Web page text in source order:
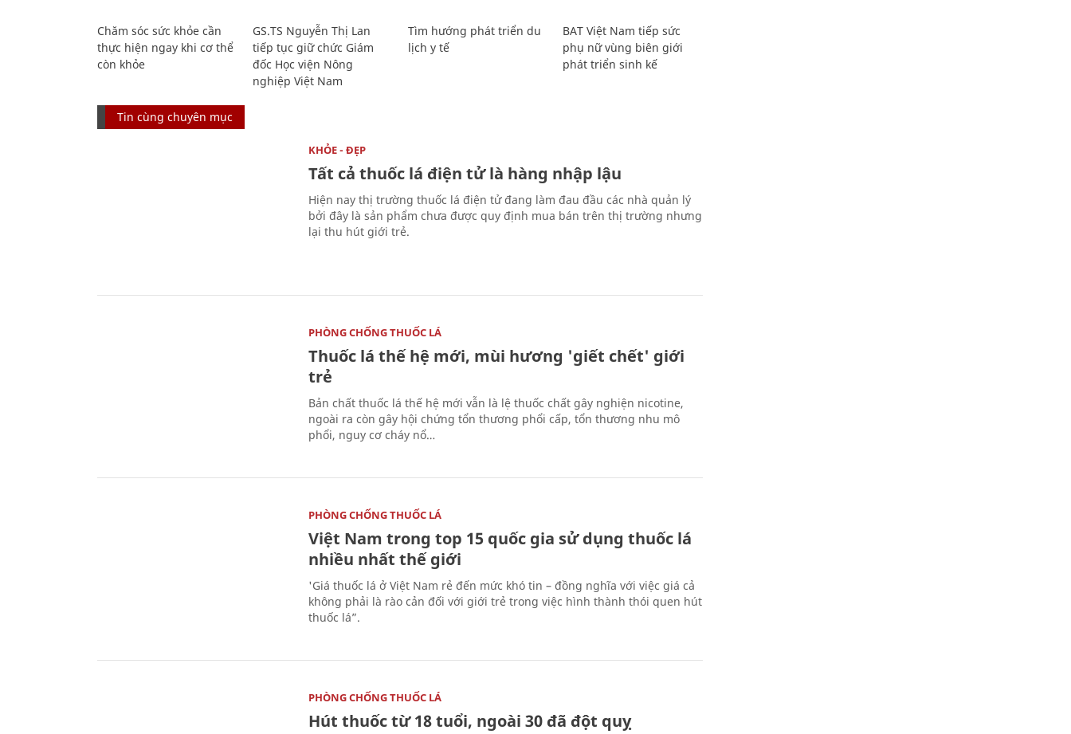
Chăm sóc sức khỏe cần
thực hiện ngay khi cơ thể
còn khỏe
GS.TS Nguyễn Thị Lan
tiếp tục giữ chức Giám
đốc Học viện Nông
nghiệp Việt Nam
Tìm hướng phát triển du
lịch y tế
BAT Việt Nam tiếp sức
phụ nữ vùng biên giới
phát triển sinh kế
Tin cùng chuyên mục
KHỎE - ĐẸP
Tất cả thuốc lá điện tử là hàng nhập lậu
Hiện nay thị trường thuốc lá điện tử đang làm đau đầu các nhà quản lý
bởi đây là sản phẩm chưa được quy định mua bán trên thị trường nhưng
lại thu hút giới trẻ.
PHÒNG CHỐNG THUỐC LÁ
Thuốc lá thế hệ mới, mùi hương 'giết chết' giới
trẻ
Bản chất thuốc lá thế hệ mới vẫn là lệ thuốc chất gây nghiện nicotine,
ngoài ra còn gây hội chứng tổn thương phổi cấp, tổn thương nhu mô
phổi, nguy cơ cháy nổ…
PHÒNG CHỐNG THUỐC LÁ
Việt Nam trong top 15 quốc gia sử dụng thuốc lá
nhiều nhất thế giới
'Giá thuốc lá ở Việt Nam rẻ đến mức khó tin – đồng nghĩa với việc giá cả
không phải là rào cản đối với giới trẻ trong việc hình thành thói quen hút
thuốc lá”.
PHÒNG CHỐNG THUỐC LÁ
Hút thuốc từ 18 tuổi, ngoài 30 đã đột quỵ